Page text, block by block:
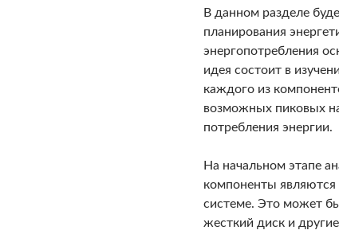
В данном разделе
планирования
энергопотребления
идея состоит в
каждого из
возможных пиковых
потребления энергии.
На начальном этапе
компоненты
системе. Это может
жесткий диск и